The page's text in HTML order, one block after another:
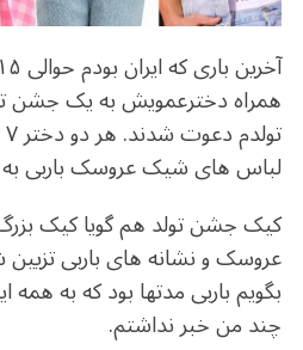
همراه دخترعمویش به یک جشن
لباس های شیک عروسک باربی به
کیک جشن تولد هم گویا کیک
عروسک و نشانه های باربی تزیین
بگویم باربی مدتها بود که به
چند من خبر نداشتم.